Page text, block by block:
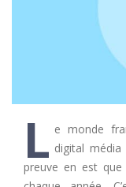
L e monde
digital
preuve en est que